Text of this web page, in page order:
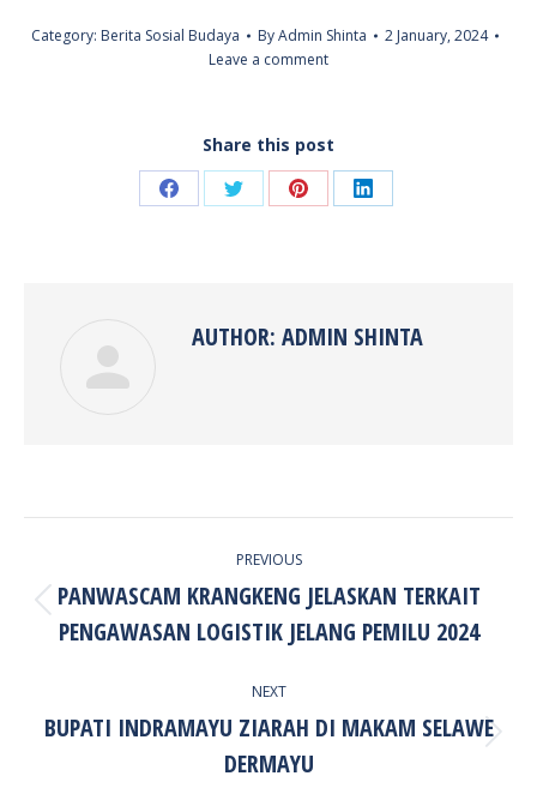
Category: Berita Sosial Budaya ByAdmin Shinta
2 January, 2024
Leave a comment
Share this post
Share Share Share Share
AUTHOR: ADMIN SHINTA
PREVIOUS
Previous
post:
PANWASCAM KRANGKENG JELASKAN TERKAIT
PENGAWASAN LOGISTIK JELANG PEMILU 2024
NEXT
Next
post:
BUPATI INDRAMAYU ZIARAH DI MAKAM SELAWE
DERMAYU